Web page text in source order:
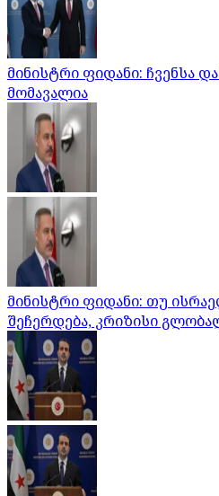
მინისტრი ფიდანი: ჩვენსა
მომავალია
მინისტრი ფიდანი: თუ
შეჩერდება, კრიზისი